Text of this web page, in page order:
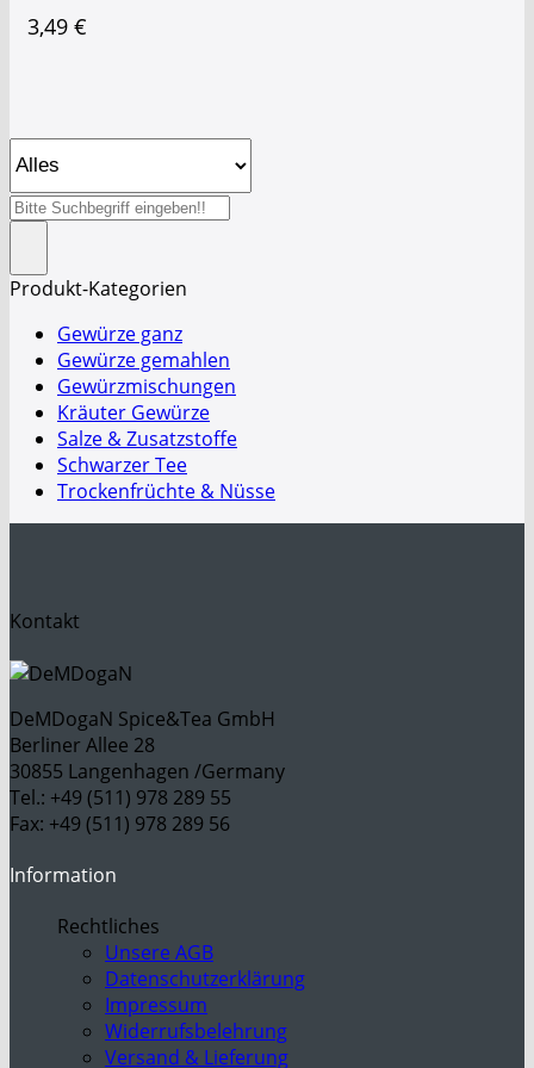
3,49 €
Suche
nach:
Produkt-Kategorien
Gewürze ganz
Gewürze gemahlen
Gewürzmischungen
Kräuter Gewürze
Salze & Zusatzstoffe
Schwarzer Tee
Trockenfrüchte & Nüsse
Kontakt
DeMDogaN Spice&Tea GmbH
Berliner Allee 28
30855 Langenhagen /Germany
Tel.: +49 (511) 978 289 55
Fax: +49 (511) 978 289 56
Information
Rechtliches
Unsere AGB
Datenschutzerklärung
Impressum
Widerrufsbelehrung
Versand & Lieferung